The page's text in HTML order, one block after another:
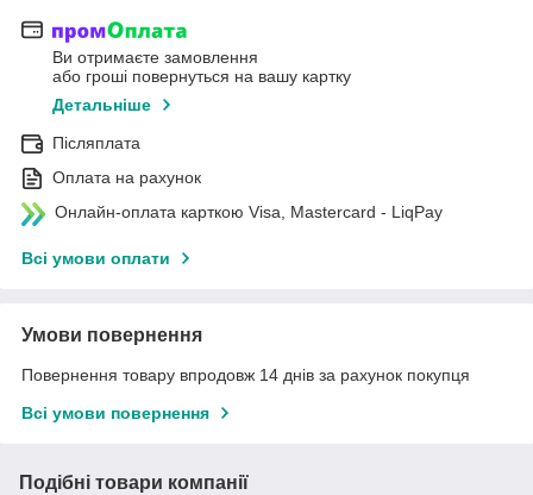
Ви отримаєте замовлення
або гроші повернуться на вашу картку
Детальніше
Післяплата
Оплата на рахунок
Онлайн-оплата карткою Visa, Mastercard - LiqPay
Всі умови оплати
Умови повернення
Повернення товару впродовж 14 днів за рахунок покупця
Всі умови повернення
Подібні товари компанії